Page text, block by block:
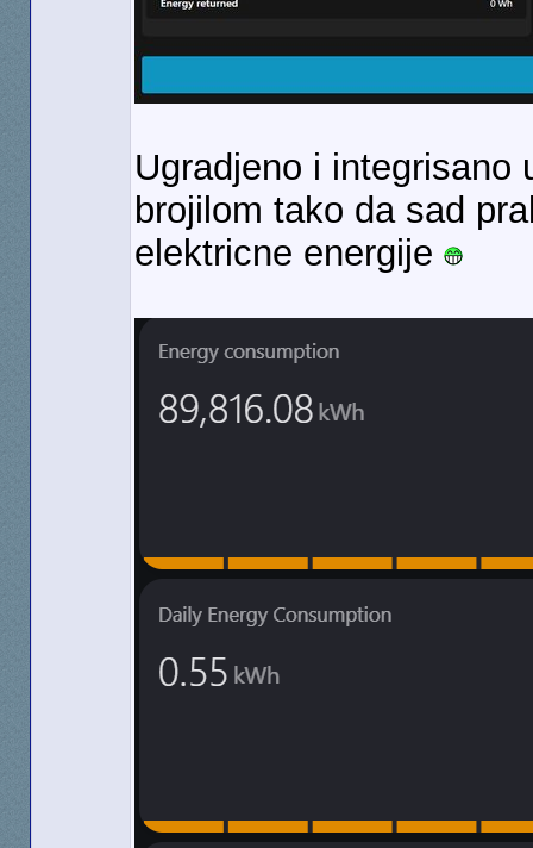
Ugradjeno i integrisano
brojilom tako da sad
elektricne energije